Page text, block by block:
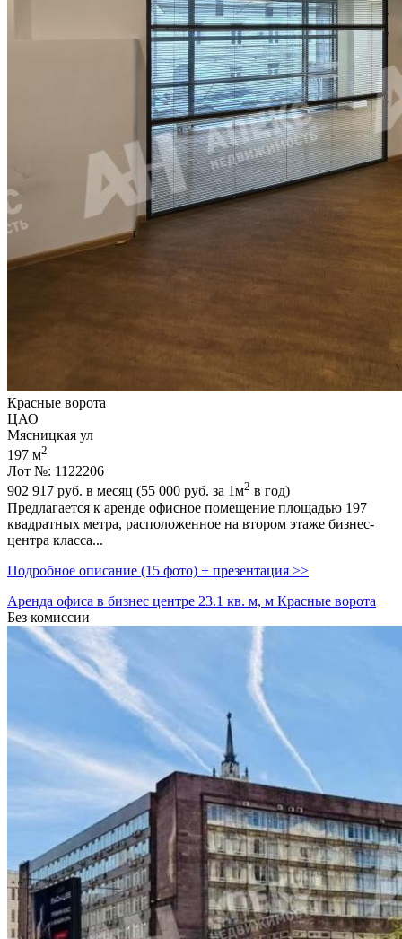
Красные ворота
ЦАО
Мясницкая ул
197 м2
Лот №: 1122206
902 917 руб. в месяц (55 000 руб. за 1м2 в год)
Предлагается к аренде офисное помещение площадью 197
квадратных метра,­ расположенное на втором этаже бизнес-
центра класса...
Подробное описание (15 фото) + презентация >>
Аренда офиса в бизнес центре 23.1 кв. м, м Красные ворота
Без комиссии